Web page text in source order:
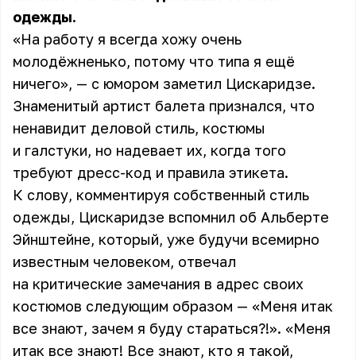
одежды.
«На работу я всегда хожу очень
молодёжненько, потому что типа я ещё
ничего», — с юмором заметил Цискаридзе.
Знаменитый артист балета признался, что
ненавидит деловой стиль, костюмы
и галстуки, но надевает их, когда того
требуют дресс-код и правила этикета.
К слову, комментируя собственный стиль
одежды, Цискаридзе вспомнил об Альберте
Эйнштейне, который, уже будучи всемирно
известным человеком, отвечал
на критические замечания в адрес своих
костюмов следующим образом — «Меня итак
все знают, зачем я буду стараться?!». «Меня
итак все знают! Все знают, кто я такой,